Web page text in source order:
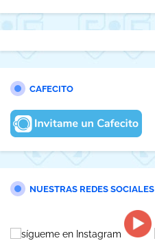
CAFECITO
NUESTRAS REDES SOCIALES